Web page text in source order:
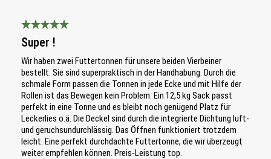
Super !
Wir haben zwei Futtertonnen für unsere beiden Vierbeiner
bestellt. Sie sind superpraktisch in der Handhabung. Durch die
schmale Form passen die Tonnen in jede Ecke und mit Hilfe der
Rollen ist das Bewegen kein Problem. Ein 12,5 kg Sack passt
perfekt in eine Tonne und es bleibt noch genügend Platz für
Leckerlies o.ä. Die Deckel sind durch die integrierte Dichtung luft-
und geruchsundurchlässig. Das Öffnen funktioniert trotzdem
leicht. Eine perfekt durchdachte Futtertonne, die wir überzeugt
weiter empfehlen können. Preis-Leistung top.